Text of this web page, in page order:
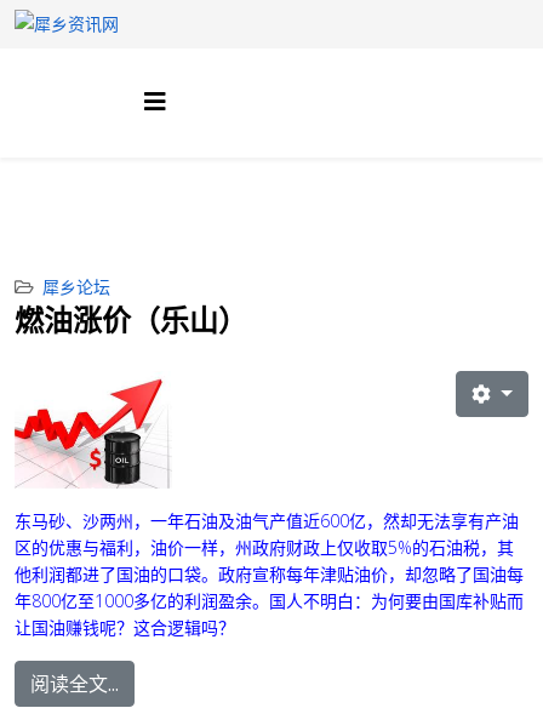
犀乡论坛
燃油涨价（乐山）
东马砂、沙两州，一年石油及油气产值近600亿，然却无法享有产油
区的优惠与福利，油价一样，州政府财政上仅收取5%的石油税，其
他利润都进了国油的口袋。政府宣称每年津贴油价，却忽略了国油每
年800亿至1000多亿的利润盈余。国人不明白：为何要由国库补贴而
让国油赚钱呢？这合逻辑吗？
阅读全文...